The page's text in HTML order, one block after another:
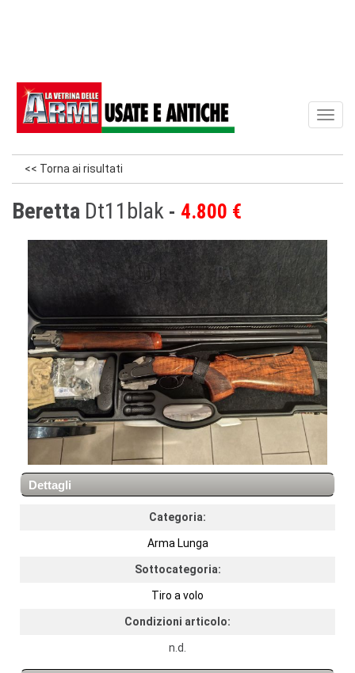
<< Torna ai risultati
Beretta Dt11blak 4.800 €
Dettagli
Categoria:
Arma Lunga
Sottocategoria:
Tiro a volo
Condizioni articolo:
n.d.